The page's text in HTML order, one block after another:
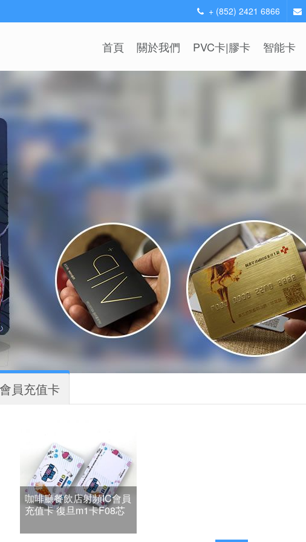
+ (852) 2421 6866
首頁 關於我們 PVC卡|膠卡 智能卡
會員充值卡
咖啡廳餐飲店射頻IC會員
充值卡 復旦m1卡F08芯